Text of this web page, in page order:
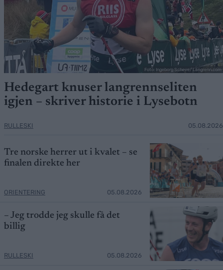
Foto: Ingeborg Scheve/ Langrenn.com
Hedegart knuser langrennseliten
igjen – skriver historie i Lysebotn
RULLESKI 05.08.2026
Tre norske herrer ut i kvalet – se
finalen direkte her
ORIENTERING 05.08.2026
– Jeg trodde jeg skulle få det
billig
RULLESKI 05.08.2026